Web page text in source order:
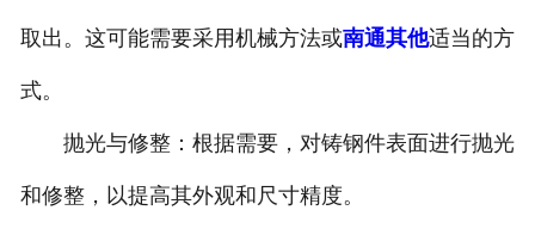
取出。这可能需要采用机械方法或南通其他适当的方
式。
抛光与修整：根据需要，对铸钢件表面进行抛光
和修整，以提高其外观和尺寸精度。